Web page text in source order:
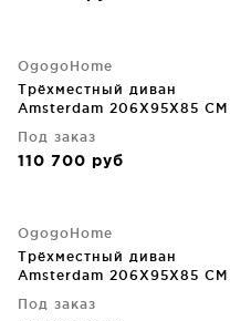
OgogoHome
Трёхместный диван
Amsterdam 206X95X85 CM
Под заказ
110 700 руб
OgogoHome
Трёхместный диван
Amsterdam 206X95X85 CM
Под заказ